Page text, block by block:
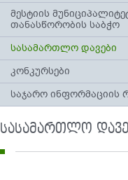
მესტიის
თანასწორობის საბჭო
სასამართლო დავები
კონკურსები
საჯარო ინფორმაციის
სასამართლო